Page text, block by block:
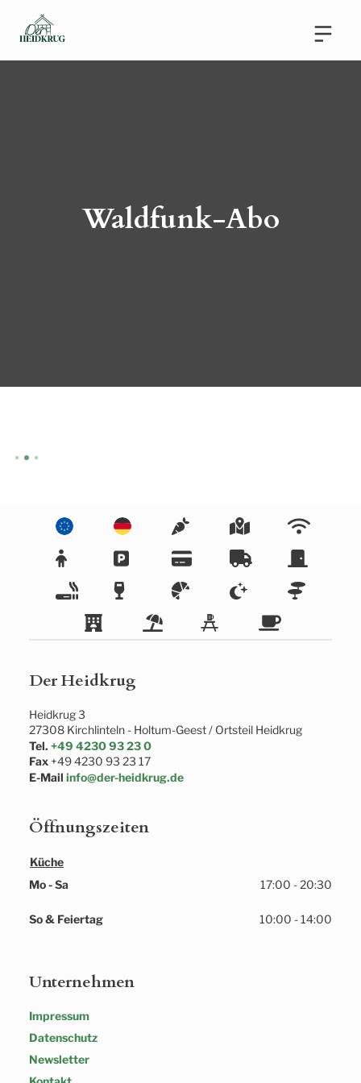
Waldfunk-Abo
Der Heidkrug
Heidkrug 3
27308 Kirchlinteln - Holtum-Geest / Ortsteil Heidkrug
Tel. +49 4230 93 23 0
Fax +49 4230 93 23 17
E-Mail info@der-heidkrug.de
Öffnungszeiten
Küche
Mo - Sa
17:00 - 20:30
So & Feiertag 10:00 - 14:00
Unternehmen
Impressum
Datenschutz
Newsletter